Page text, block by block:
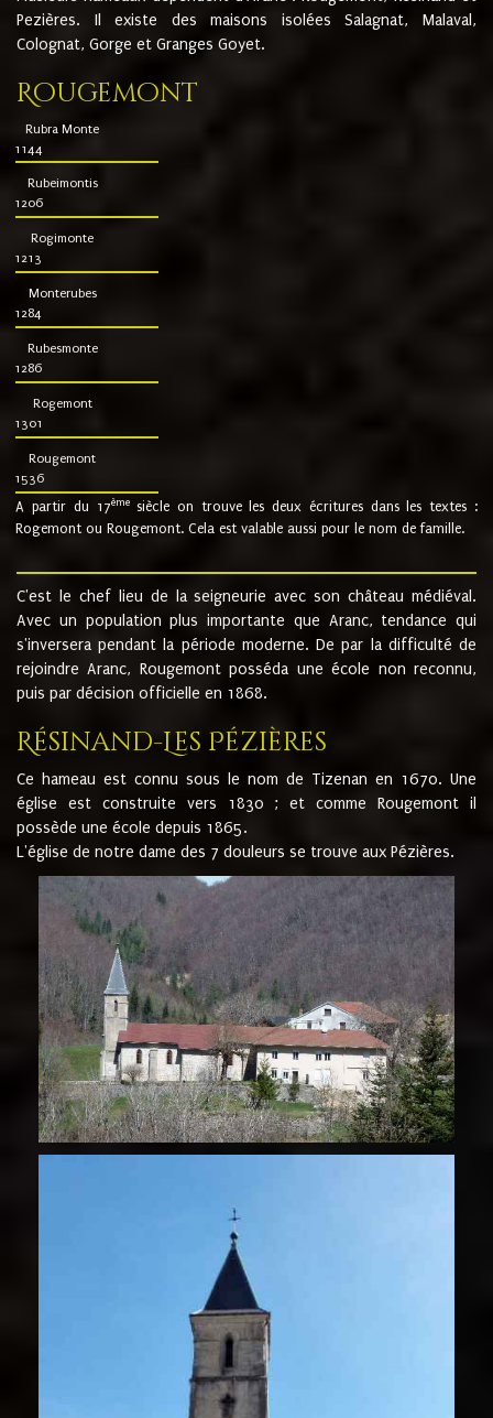
Pezières. Il existe des maisons isolées Salagnat, Malaval,
Colognat, Gorge et Granges Goyet.
Rougemont
Rubra Monte
1144
Rubeimontis
1206
Rogimonte
1213
Monterubes
1284
Rubesmonte
1286
Rogemont
1301
Rougemont
1536
A partir du 17ème siècle on trouve les deux écritures dans les textes :
Rogemont ou Rougemont. Cela est valable aussi pour le nom de famille.
C'est le chef lieu de la seigneurie avec son château médiéval.
Avec un population plus importante que Aranc, tendance qui
s'inversera pendant la période moderne. De par la difficulté de
rejoindre Aranc, Rougemont posséda une école non reconnu,
puis par décision officielle en 1868.
Résinand-Les Pézières
Ce hameau est connu sous le nom de Tizenan en 1670. Une
église est construite vers 1830 ; et comme Rougemont il
possède une école depuis 1865.
L'église de notre dame des 7 douleurs se trouve aux Pézières.